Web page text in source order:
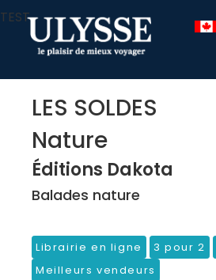
TEST
LES SOLDES
Nature
Éditions Dakota
Balades nature
Librairie en ligne 3 pour 2
Meilleurs vendeurs